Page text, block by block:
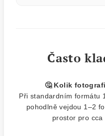
Často
🤔 Kolik
Při standardním formátu
pohodlně vejdou 1–2
prostor pro cca